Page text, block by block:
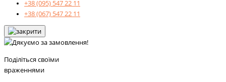
+38 (095) 547 22 11
+38 (067) 547 22 11
Поділіться своїми
враженнями